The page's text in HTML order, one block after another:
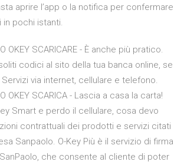
aprire l’app o la notifica per confermare
pochi istanti.
OKEY SCARICARE - È anche più pratico.
codici al sito della tua banca online, se
via internet, cellulare e telefono.
OKEY SCARICA - Lascia a casa la carta!
Smart e perdo il cellulare, cosa devo
contrattuali dei prodotti e servizi citati
Sanpaolo. O-Key Più è il servizio di firma
che consente al cliente di poter